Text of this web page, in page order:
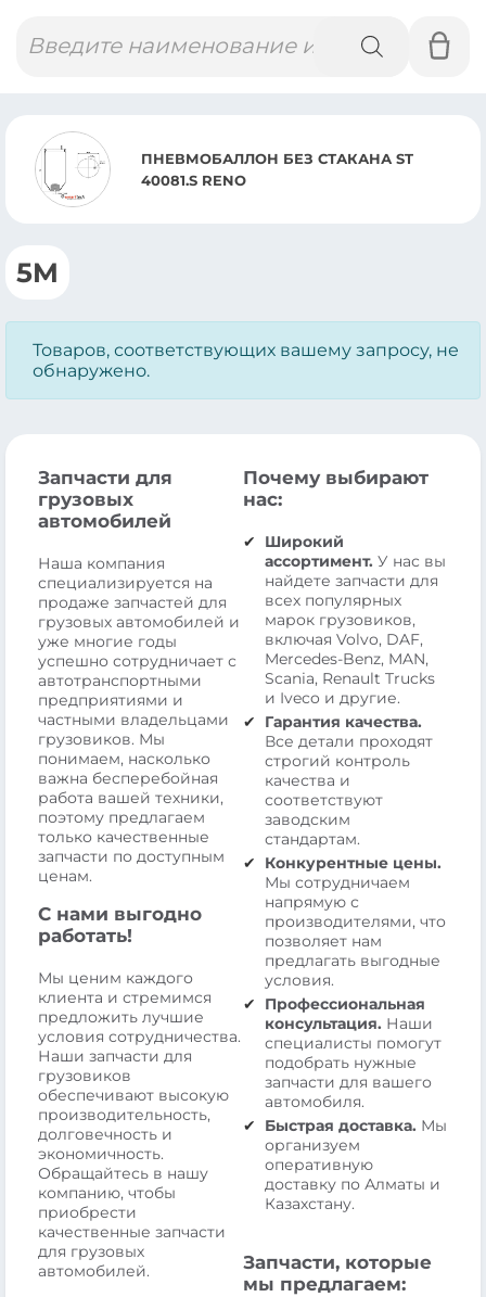
товаров
ПНЕВМОБАЛЛОН БЕЗ СТАКАНА ST
40081.S RENO
5M
Товаров, соответствующих вашему запросу, не
обнаружено.
Запчасти для
грузовых
автомобилей
Наша компания
специализируется на
продаже запчастей для
грузовых автомобилей и
уже многие годы
успешно сотрудничает с
автотранспортными
предприятиями и
частными владельцами
грузовиков. Мы
понимаем, насколько
важна бесперебойная
работа вашей техники,
поэтому предлагаем
только качественные
запчасти по доступным
ценам.
С нами выгодно
работать!
Мы ценим каждого
клиента и стремимся
предложить лучшие
условия сотрудничества.
Наши запчасти для
грузовиков
обеспечивают высокую
производительность,
долговечность и
экономичность.
Обращайтесь в нашу
компанию, чтобы
приобрести
качественные запчасти
для грузовых
автомобилей.
Почему выбирают
нас:
Широкий
ассортимент. У нас вы
найдете запчасти для
всех популярных
марок грузовиков,
включая Volvo, DAF,
Mercedes-Benz, MAN,
Scania, Renault Trucks
и Iveco и другие.
Гарантия качества.
Все детали проходят
строгий контроль
качества и
соответствуют
заводским
стандартам.
Конкурентные цены.
Мы сотрудничаем
напрямую с
производителями, что
позволяет нам
предлагать выгодные
условия.
Профессиональная
консультация. Наши
специалисты помогут
подобрать нужные
запчасти для вашего
автомобиля.
Быстрая доставка. Мы
организуем
оперативную
доставку по Алматы и
Казахстану.
Запчасти, которые
мы предлагаем: